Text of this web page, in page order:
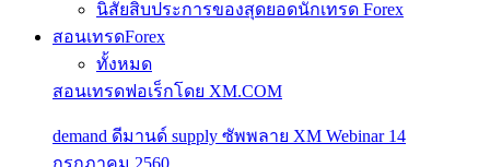
นิสัยสิบประการของสุดยอดนักเทรด Forex
สอนเทรดForex
ทั้งหมด
สอนเทรดฟอเร็กโดย XM.COM
demand ดีมานด์ supply ซัพพลาย XM Webinar 14
กรกฎาคม 2560